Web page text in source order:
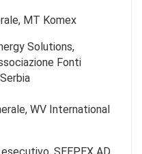
MT Komex
Solutions,
Fonti
WV International